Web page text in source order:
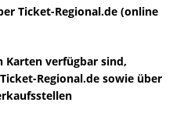
Ticket-Regional.de (online
Karten verfügbar sind,
Regional.de sowie über